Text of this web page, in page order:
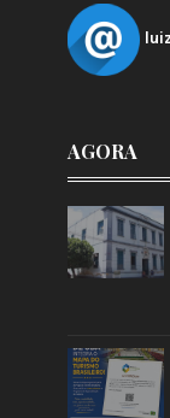
AGORA